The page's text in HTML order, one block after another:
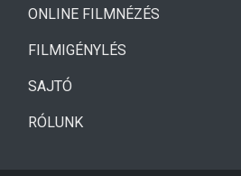
ONLINE FILMNÉZÉS
FILMIGÉNYLÉS
SAJTÓ
RÓLUNK